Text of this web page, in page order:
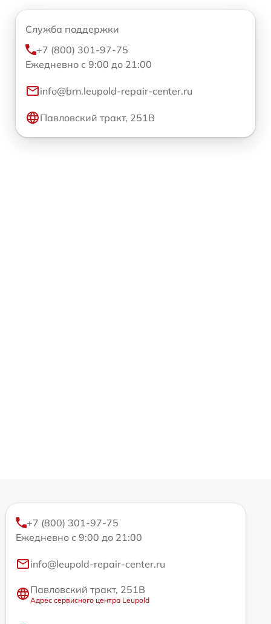
Служба поддержки
+7 (800) 301-97-75
Ежедневно с 9:00 до 21:00
info@brn.leupold-repair-center.ru
Павловский тракт, 251В
+7 (800) 301-97-75
Ежедневно с 9:00 до 21:00
info@leupold-repair-center.ru
Павловский тракт, 251В
Адрес сервисного центра Leupold